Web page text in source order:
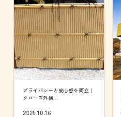
プライバシーと安心感を両立｜
クローズ外構...
2025.10.16